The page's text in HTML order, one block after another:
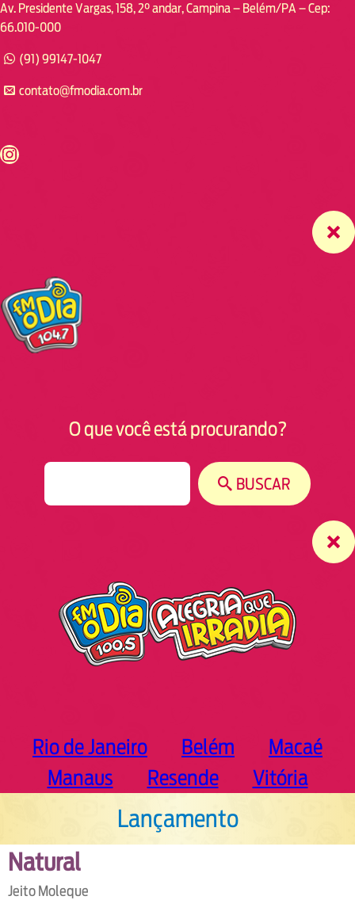
Av. Presidente Vargas, 158, 2° andar, Campina – Belém/PA – Cep:
66.010-000
(91) 99147-1047
contato@fmodia.com.br
https://www.instagram.com/fmodia.cabofrio/
O que você está procurando?
BUSCAR
Rio de Janeiro Belém
Macaé
Manaus
Resende Vitória
Lançamento
Natural
Jeito Moleque